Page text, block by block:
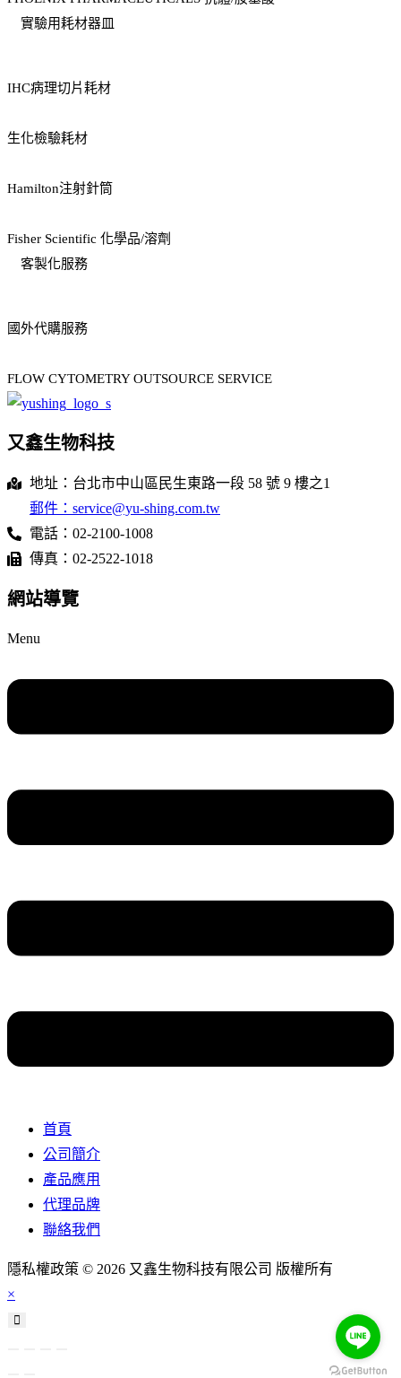
實驗用耗材器皿
IHC病理切片耗材
生化檢驗耗材
Hamilton注射針筒
Fisher Scientific 化學品/溶劑
客製化服務
國外代購服務
FLOW CYTOMETRY OUTSOURCE SERVICE
又鑫生物科技
地址：台北市中山區民生東路一段 58 號 9 樓之1
郵件：service@yu-shing.com.tw
電話：02-2100-1008
傳真：02-2522-1018
網站導覽
Menu
首頁
公司簡介
產品應用
代理品牌
聯絡我們
隱私權政策 © 2026 又鑫生物科技有限公司 版權所有
×